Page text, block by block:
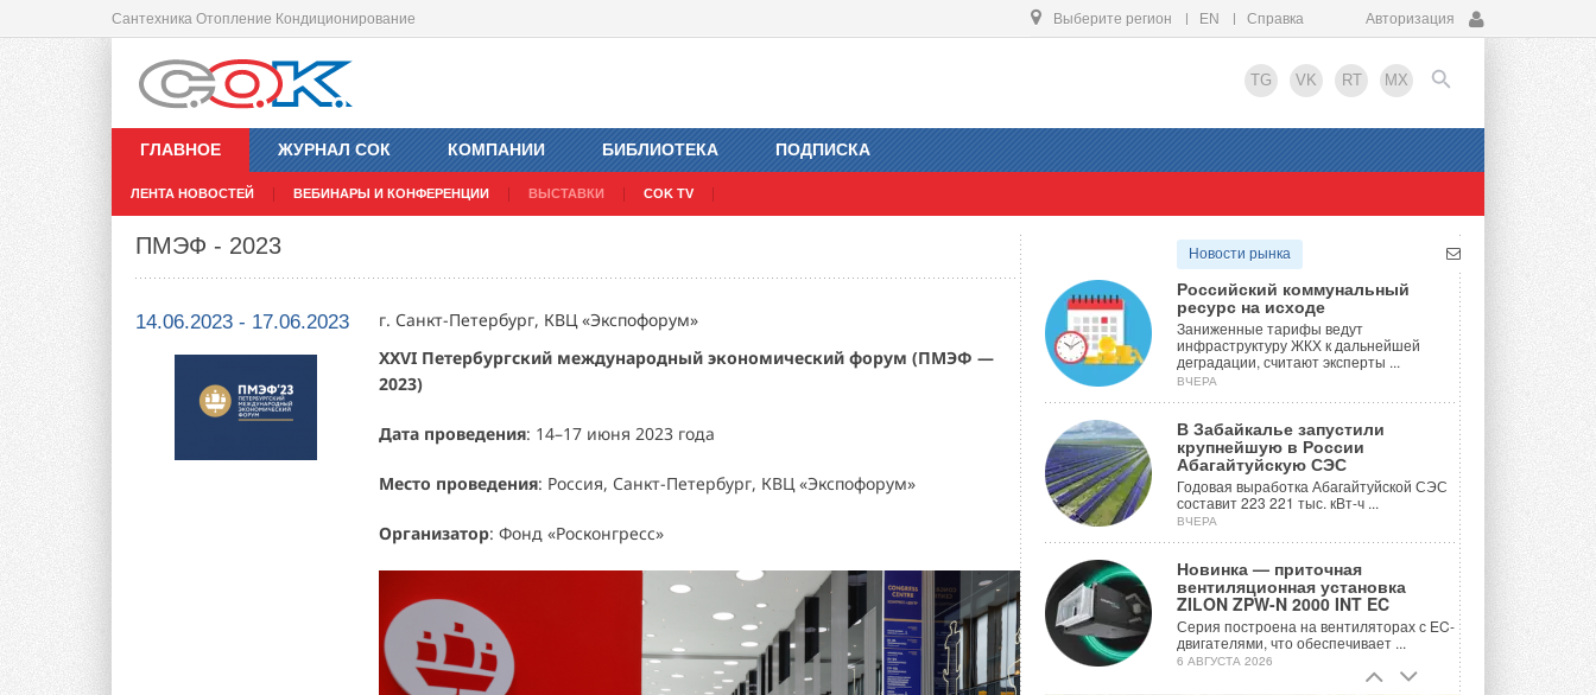
Сантехника Отопление Кондиционирование Выберите регион EN Справка Авторизация
TG VK RT MX
ГЛАВНОЕ
ЛЕНТА НОВОСТЕЙ ВЕБИНАРЫ И КОНФЕРЕНЦИИ ВЫСТАВКИ COK TV
ЖУРНАЛ СОК КОМПАНИИ БИБЛИОТЕКА ПОДПИСКА
EN
ПМЭФ - 2023
14.06.2023 - 17.06.2023
г. Санкт-Петербург, КВЦ «Экспофорум»
XXVI Петербургский международный экономический форум (ПМЭФ —
2023)
Дата проведения: 14–17 июня 2023 года
Место проведения: Россия, Санкт-Петербург, КВЦ «Экспофорум»
Организатор: Фонд «Росконгресс»
Новости рынка
Российский коммунальный
ресурс на исходе
Заниженные тарифы ведут
инфраструктуру ЖКХ к дальнейшей
деградации, считают эксперты ...
ВЧЕРА
В Забайкалье запустили
крупнейшую в России
Абагайтуйскую СЭС
Годовая выработка Абагайтуйской СЭС
составит 223 221 тыс. кВт-ч ...
ВЧЕРА
Новинка — приточная
вентиляционная установка
ZILON ZPW-N 2000 INT EC
Серия построена на вентиляторах с EC-
двигателями, что обеспечивает ...
6 АВГУСТА 2026